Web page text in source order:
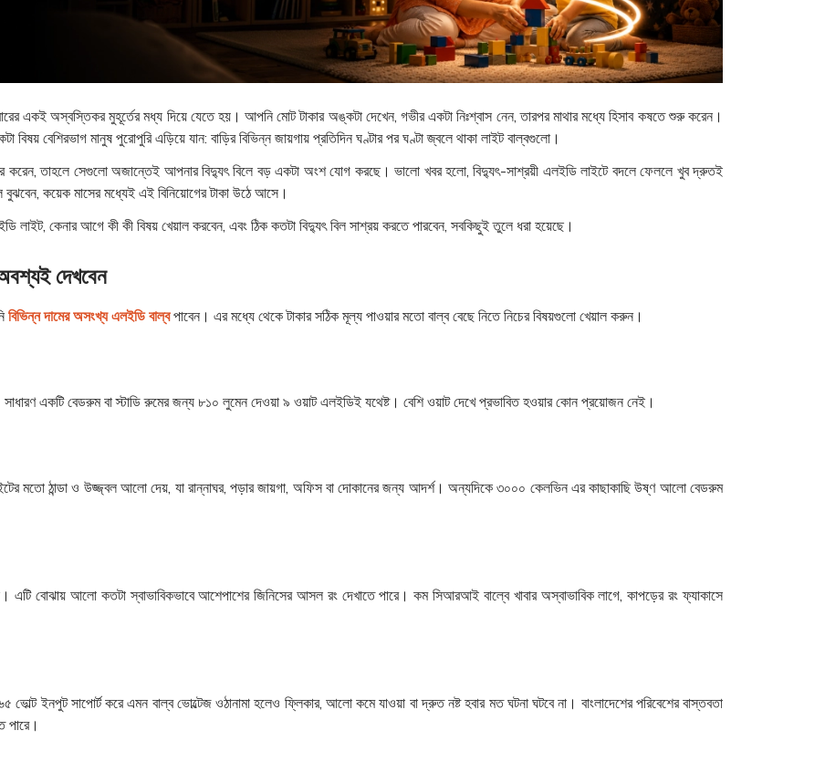
একই অস্বস্তিকর মুহূর্তের মধ্য দিয়ে যেতে হয়। আপনি মোট টাকার অঙ্কটা দেখেন, গভীর একটা নিঃশ্বাস নেন, তারপর মাথার মধ্যে হিসাব কষতে শুরু করেন।
বিষয় বেশিরভাগ মানুষ পুরোপুরি এড়িয়ে যান: বাড়ির বিভিন্ন জায়গায় প্রতিদিন ঘণ্টার পর ঘণ্টা জ্বলে থাকা লাইট বাল্বগুলো।
করেন, তাহলে সেগুলো অজান্তেই আপনার বিদ্যুৎ বিলে বড় একটা অংশ যোগ করছে। ভালো খবর হলো, বিদ্যুৎ-সাশ্রয়ী এলইডি লাইটে বদলে ফেললে খুব দ্রুতই
বুঝবেন, কয়েক মাসের মধ্যেই এই বিনিয়োগের টাকা উঠে আসে।
লাইট, কেনার আগে কী কী বিষয় খেয়াল করবেন, এবং ঠিক কতটা বিদ্যুৎ বিল সাশ্রয় করতে পারবেন, সবকিছুই তুলে ধরা হয়েছে।
দেখবেন
বিভিন্ন দামের অসংখ্য এলইডি বাল্বপাবেন। এর মধ্যে থেকে টাকার সঠিক মূল্য পাওয়ার মতো বাল্ব বেছে নিতে নিচের বিষয়গুলো খেয়াল করুন।
একটি বেডরুম বা স্টাডি রুমের জন্য ৮১০ লুমেন দেওয়া ৯ ওয়াট এলইডিই যথেষ্ট। বেশি ওয়াট দেখে প্রভাবিত হওয়ার কোন প্রয়োজন নেই।
মতো ঠান্ডা ও উজ্জ্বল আলো দেয়, যা রান্নাঘর, পড়ার জায়গা, অফিস বা দোকানের জন্য আদর্শ। অন্যদিকে ৩০০০ কেলভিন এর কাছাকাছি উষ্ণ আলো বেডরুম
বোঝায় আলো কতটা স্বাভাবিকভাবে আশেপাশের জিনিসের আসল রং দেখাতে পারে। কম সিআরআই বাল্বে খাবার অস্বাভাবিক লাগে, কাপড়ের রং ফ্যাকাসে
ইনপুট সাপোর্ট করে এমন বাল্ব ভোল্টেজ ওঠানামা হলেও ফ্লিকার, আলো কমে যাওয়া বা দ্রুত নষ্ট হবার মত ঘটনা ঘটবে না। বাংলাদেশের পরিবেশের বাস্তবতা
পারে।